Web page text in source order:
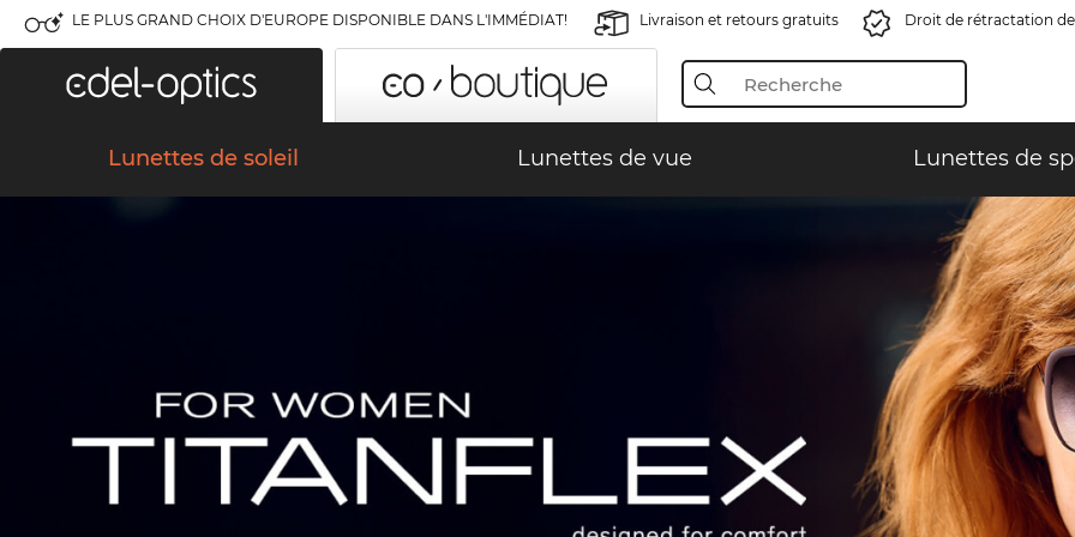
LE PLUS GRAND CHOIX D'EUROPE DISPONIBLE DANS L'IMMÉDIAT! Livraison et retours gratuits Droit de rétractation
Lunettes de soleil Lunettes de vue Lunettes de